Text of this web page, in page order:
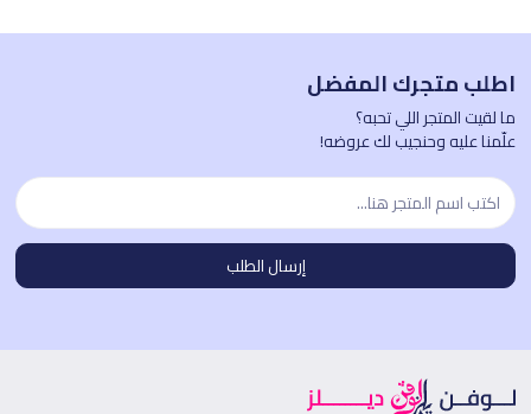
اطلب متجرك المفضل
ما لقيت المتجر اللي تحبه؟
علّمنا عليه وحنجيب لك عروضه!